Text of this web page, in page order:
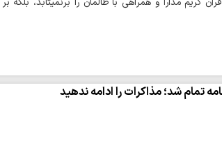
تمام شد؛ مذاکرات را ادامه ندهید